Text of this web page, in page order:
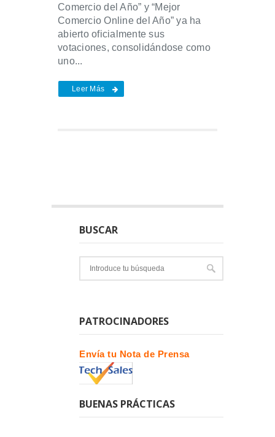
Comercio del Año” y “Mejor
Comercio Online del Año” ya ha
abierto oficialmente sus
votaciones, consolidándose como
uno...
Leer Más
BUSCAR
PATROCINADORES
Envía tu Nota de Prensa
BUENAS PRÁCTICAS